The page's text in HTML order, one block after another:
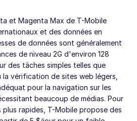
et Magenta Max de T-Mobile
et des données en
de données sont généralement
de niveau 2G d'environ 128
des tâches simples telles que
vérification de sites web légers,
pour la navigation sur les
beaucoup de médias. Pour
plus rapides, T-Mobile propose des